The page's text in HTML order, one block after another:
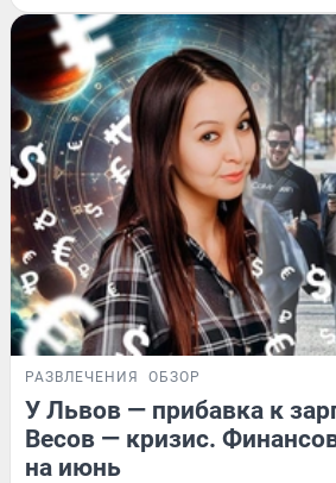
РАЗВЛЕЧЕНИЯ ОБЗОР
У Львов — прибавка к
Весов — кризис.
на июнь